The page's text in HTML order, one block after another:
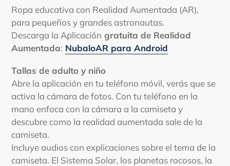
el
producto
a
tu
de
compra
Ropa educativa con Realidad Aumentada (AR),
para pequeños y grandes astronautas.
Descarga la Aplicación gratuita de Realidad
Aumentada: NubaloAR para Android
Tallas de adulto y niño
Abre la aplicación en tu teléfono móvil, verás que se
activa la cámara de fotos. Con tu teléfono en la
mano enfoca con la cámara a la camiseta y
descubre como la realidad aumentada sale de la
camiseta.
Incluye audios con explicaciones sobre el tema de la
camiseta. El Sistema Solar, los planetas rocosos, la